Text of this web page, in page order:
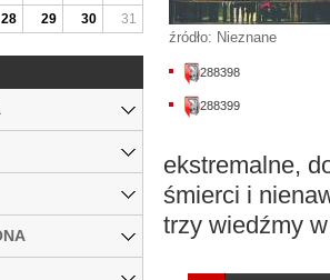
źródło: Nieznane
288398
288399
ekstremalne,
śmierci i
trzy wiedźmy
28 29 30 31